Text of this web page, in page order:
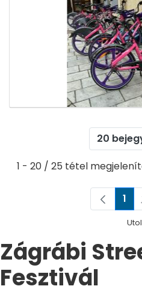
20
1 - 20 / 25 tétel
1
Zágrábi
Fesztivál